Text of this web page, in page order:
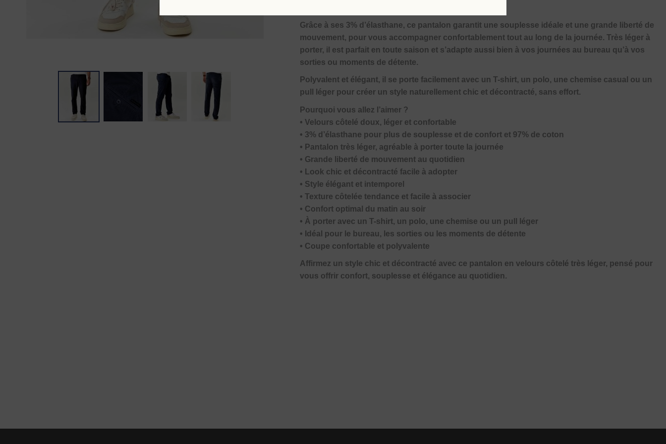
Grâce à ses 3% d’élasthane, ce pantalon garantit une souplesse idéale et une grande liberté de
mouvement, pour vous accompagner confortablement tout au long de la journée. Très léger à
porter, il est parfait en toute saison et s’adapte aussi bien à vos journées au bureau qu’à vos
sorties ou moments de détente.
Polyvalent et élégant, il se porte facilement avec un T-shirt, un polo, une chemise casual ou un
pull léger pour créer un style naturellement chic et décontracté, sans effort.
Pourquoi vous allez l’aimer ?
• Velours côtelé doux, léger et confortable
• 3% d’élasthane pour plus de souplesse et de confort et 97% de coton
• Pantalon très léger, agréable à porter toute la journée
• Grande liberté de mouvement au quotidien
• Look chic et décontracté facile à adopter
• Style élégant et intemporel
• Texture côtelée tendance et facile à associer
• Confort optimal du matin au soir
• À porter avec un T-shirt, un polo, une chemise ou un pull léger
• Idéal pour le bureau, les sorties ou les moments de détente
• Coupe confortable et polyvalente
Affirmez un style chic et décontracté avec ce pantalon en velours côtelé très léger, pensé pour
vous offrir confort, souplesse et élégance au quotidien.